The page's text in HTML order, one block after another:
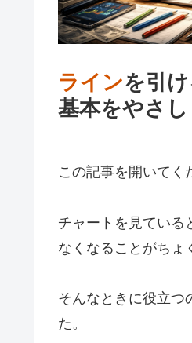
ラインを引
基本をやさ
この記事を開いてく
チャートを見ている
なくなることがちょ
そんなときに役立つ
た。